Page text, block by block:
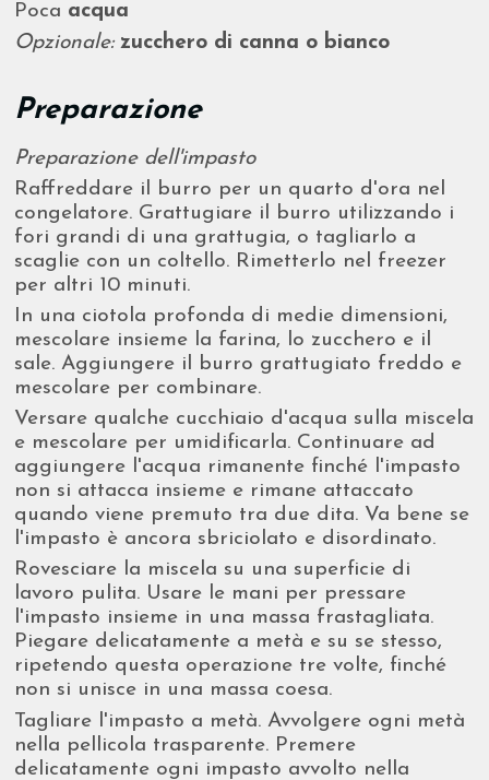
Poca acqua
Opzionale: zucchero di canna o bianco
Preparazione
Preparazione dell'impasto
Raffreddare il burro per un quarto d'ora nel
congelatore. Grattugiare il burro utilizzando i
fori grandi di una grattugia, o tagliarlo a
scaglie con un coltello. Rimetterlo nel freezer
per altri 10 minuti.
In una ciotola profonda di medie dimensioni,
mescolare insieme la farina, lo zucchero e il
sale. Aggiungere il burro grattugiato freddo e
mescolare per combinare.
Versare qualche cucchiaio d'acqua sulla miscela
e mescolare per umidificarla. Continuare ad
aggiungere l'acqua rimanente finché l'impasto
non si attacca insieme e rimane attaccato
quando viene premuto tra due dita. Va bene se
l'impasto è ancora sbriciolato e disordinato.
Rovesciare la miscela su una superficie di
lavoro pulita. Usare le mani per pressare
l'impasto insieme in una massa frastagliata.
Piegare delicatamente a metà e su se stesso,
ripetendo questa operazione tre volte, finché
non si unisce in una massa coesa.
Tagliare l'impasto a metà. Avvolgere ogni metà
nella pellicola trasparente. Premere
delicatamente ogni impasto avvolto nella